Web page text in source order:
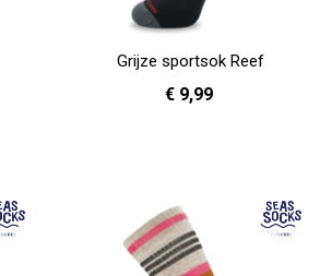
Grijze sportsok Reef
€ 9,99